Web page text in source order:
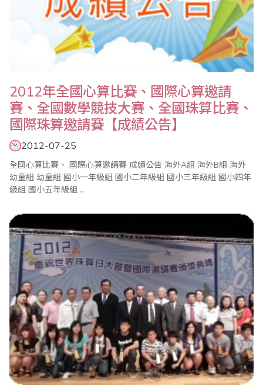
2012年全國心算比賽、國際心算邀請
賽、全國數學競技大賽、全國珠算比賽、
國際珠算邀請賽【成績公告】
2012-07-25
全國心算比賽、 國際心算邀請賽 成績公告 海外A組 海外B組 海外
幼童組 幼童組 國小一年級組 國小二年級組 國小三年級組 國小四年
級組 國小五年級組 ..